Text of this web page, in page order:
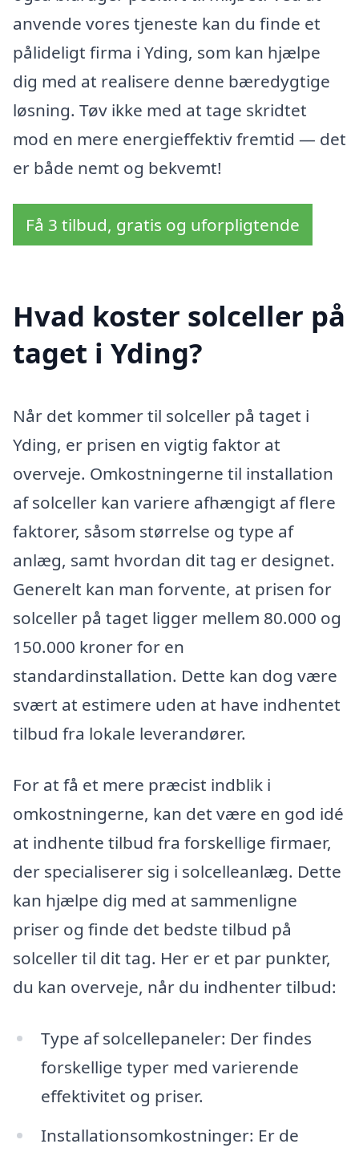
anvende vores tjeneste kan du finde et
pålideligt firma i Yding, som kan hjælpe
dig med at realisere denne bæredygtige
løsning. Tøv ikke med at tage skridtet
mod en mere energieffektiv fremtid — det
er både nemt og bekvemt!
Få 3 tilbud, gratis og uforpligtende
Hvad koster solceller på
taget i Yding?
Når det kommer til solceller på taget i
Yding, er prisen en vigtig faktor at
overveje. Omkostningerne til installation
af solceller kan variere afhængigt af flere
faktorer, såsom størrelse og type af
anlæg, samt hvordan dit tag er designet.
Generelt kan man forvente, at prisen for
solceller på taget ligger mellem 80.000 og
150.000 kroner for en
standardinstallation. Dette kan dog være
svært at estimere uden at have indhentet
tilbud fra lokale leverandører.
For at få et mere præcist indblik i
omkostningerne, kan det være en god idé
at indhente tilbud fra forskellige firmaer,
der specialiserer sig i solcelleanlæg. Dette
kan hjælpe dig med at sammenligne
priser og finde det bedste tilbud på
solceller til dit tag. Her er et par punkter,
du kan overveje, når du indhenter tilbud:
Type af solcellepaneler: Der findes
forskellige typer med varierende
effektivitet og priser.
Installationsomkostninger: Er de